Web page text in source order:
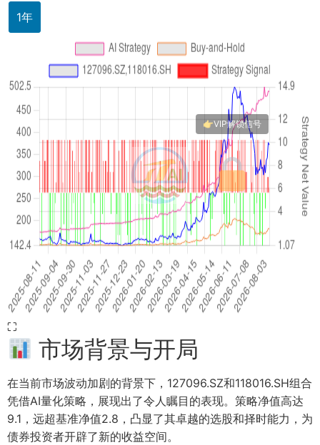
1年
⛶
市场背景与开局
在当前市场波动加剧的背景下，127096.SZ和118016.SH组合
凭借AI量化策略，展现出了令人瞩目的表现。策略净值高达
9.1，远超基准净值2.8，凸显了其卓越的选股和择时能力，为
债券投资者开辟了新的收益空间。